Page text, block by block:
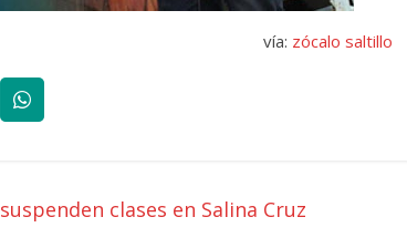
vía: zócalo saltillo
clases en Salina Cruz